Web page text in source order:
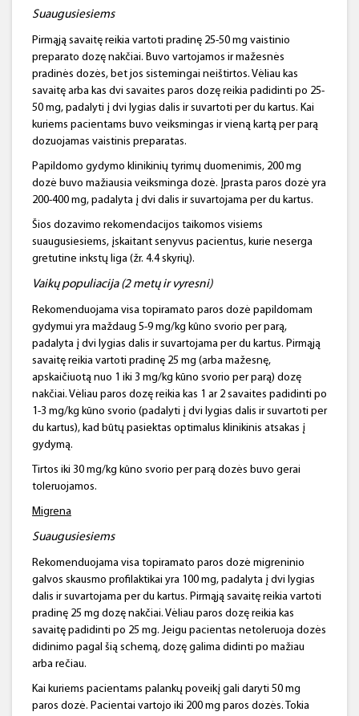
Suaugusiesiems
Pirmąją savaitę reikia vartoti pradinę 25-50 mg vaistinio
preparato dozę nakčiai. Buvo vartojamos ir mažesnės
pradinės dozės, bet jos sistemingai neištirtos. Vėliau kas
savaitę arba kas dvi savaites paros dozę reikia padidinti po 25-
50 mg, padalyti į dvi lygias dalis ir suvartoti per du kartus. Kai
kuriems pacientams buvo veiksmingas ir vieną kartą per parą
dozuojamas vaistinis preparatas.
Papildomo gydymo klinikinių tyrimų duomenimis, 200 mg
dozė buvo mažiausia veiksminga dozė. Įprasta paros dozė yra
200-400 mg, padalyta į dvi dalis ir suvartojama per du kartus.
Šios dozavimo rekomendacijos taikomos visiems
suaugusiesiems, įskaitant senyvus pacientus, kurie neserga
gretutine inkstų liga (žr. 4.4 skyrių).
Vaikų populiacija(2 metų ir vyresni)
Rekomenduojama visa topiramato paros dozė papildomam
gydymui yra maždaug 5-9 mg/kg kūno svorio per parą,
padalyta į dvi lygias dalis ir suvartojama per du kartus. Pirmąją
savaitę reikia vartoti pradinę 25 mg (arba mažesnę,
apskaičiuotą nuo 1 iki 3 mg/kg kūno svorio per parą) dozę
nakčiai. Vėliau paros dozę reikia kas 1 ar 2 savaites padidinti po
1-3 mg/kg kūno svorio (padalyti į dvi lygias dalis ir suvartoti per
du kartus), kad būtų pasiektas optimalus klinikinis atsakas į
gydymą.
Tirtos iki 30 mg/kg kūno svorio per parą dozės buvo gerai
toleruojamos.
Migrena
Suaugusiesiems
Rekomenduojama visa topiramato paros dozė migreninio
galvos skausmo profilaktikai yra 100 mg, padalyta į dvi lygias
dalis ir suvartojama per du kartus. Pirmąją savaitę reikia vartoti
pradinę 25 mg dozę nakčiai. Vėliau paros dozę reikia kas
savaitę padidinti po 25 mg. Jeigu pacientas netoleruoja dozės
didinimo pagal šią schemą, dozę galima didinti po mažiau
arba rečiau.
Kai kuriems pacientams palankų poveikį gali daryti 50 mg
paros dozė. Pacientai vartojo iki 200 mg paros dozės. Tokia